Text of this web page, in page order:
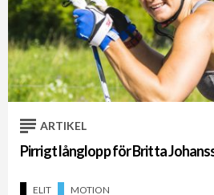
ARTIKEL
Pirrigt långlopp för Britta
ELIT MOTION